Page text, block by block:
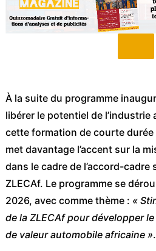
À la suite du programme
libérer le potentiel de
cette formation de courte
met davantage l’accent sur la
dans le cadre de l’accord-cadre
ZLECAf. Le programme se
2026, avec comme thème : «
de la ZLECAf pour développer
de valeur automobile africaine ».